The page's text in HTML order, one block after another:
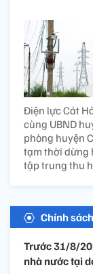
Điện lực Cát
cùng UBND
phòng huyện
tạm thời dừng
tập trung thu
Chính
Trước 31/8/
nhà nước tại